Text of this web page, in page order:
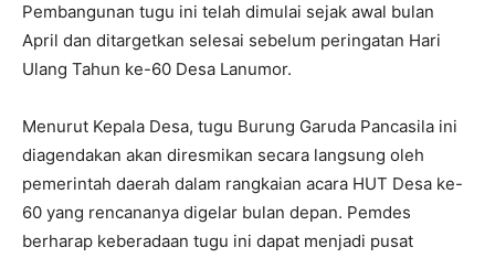
Pembangunan tugu ini telah dimulai sejak awal bulan
April dan ditargetkan selesai sebelum peringatan Hari
Ulang Tahun ke-60 Desa Lanumor.
Menurut Kepala Desa, tugu Burung Garuda Pancasila ini
diagendakan akan diresmikan secara langsung oleh
pemerintah daerah dalam rangkaian acara HUT Desa ke-
60 yang rencananya digelar bulan depan. Pemdes
berharap keberadaan tugu ini dapat menjadi pusat